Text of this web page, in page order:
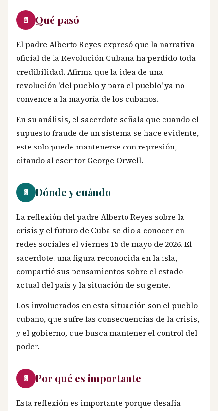
📄 Qué pasó
El padre Alberto Reyes expresó que la narrativa
oficial de la Revolución Cubana ha perdido toda
credibilidad. Afirma que la idea de una
revolución 'del pueblo y para el pueblo' ya no
convence a la mayoría de los cubanos.
En su análisis, el sacerdote señala que cuando el
supuesto fraude de un sistema se hace evidente,
este solo puede mantenerse con represión,
citando al escritor George Orwell.
📄 Dónde y cuándo
La reflexión del padre Alberto Reyes sobre la
crisis y el futuro de Cuba se dio a conocer en
redes sociales el viernes 15 de mayo de 2026. El
sacerdote, una figura reconocida en la isla,
compartió sus pensamientos sobre el estado
actual del país y la situación de su gente.
Los involucrados en esta situación son el pueblo
cubano, que sufre las consecuencias de la crisis,
y el gobierno, que busca mantener el control del
poder.
📄 Por qué es importante
Esta reflexión es importante porque desafía